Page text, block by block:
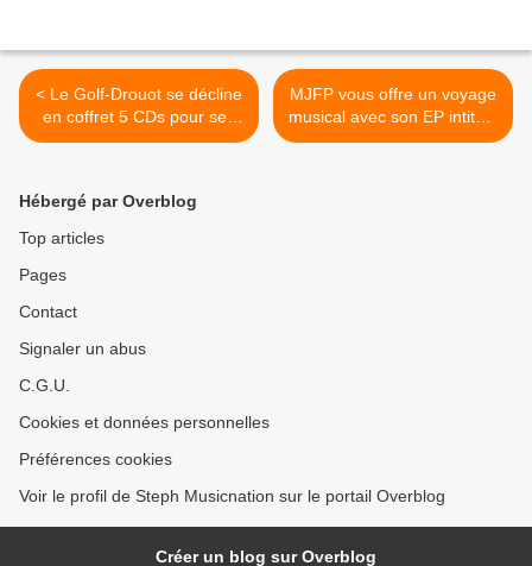
< Le Golf-Drouot se décline
en coffret 5 CDs pour ses
60 ans !
MJFP vous offre un voyage
musical avec son EP intitulé
Son Of The Sky ! >
Hébergé par Overblog
Top articles
Pages
Contact
Signaler un abus
C.G.U.
Cookies et données personnelles
Préférences cookies
Voir le profil de Steph Musicnation sur le portail Overblog
Créer un blog sur Overblog